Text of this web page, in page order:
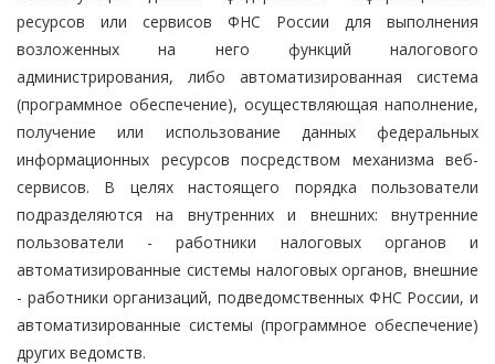
ресурсов или сервисов ФНС России для выполнения
возложенных на него функций налогового
администрирования, либо автоматизированная система
(программное обеспечение), осуществляющая наполнение,
получение или использование данных федеральных
информационных ресурсов посредством механизма веб-
сервисов. В целях настоящего порядка пользователи
подразделяются на внутренних и внешних: внутренние
пользователи - работники налоговых органов и
автоматизированные системы налоговых органов, внешние
- работники организаций, подведомственных ФНС России, и
автоматизированные системы (программное обеспечение)
других ведомств.